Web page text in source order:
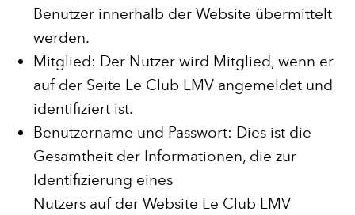
Benutzer innerhalb der Website übermittelt
werden.
Mitglied: Der Nutzer wird Mitglied, wenn er
auf der Seite Le Club LMV angemeldet und
identifiziert ist.
Benutzername und Passwort: Dies ist die
Gesamtheit der Informationen, die zur
Identifizierung eines
Nutzers auf der Website Le Club LMV